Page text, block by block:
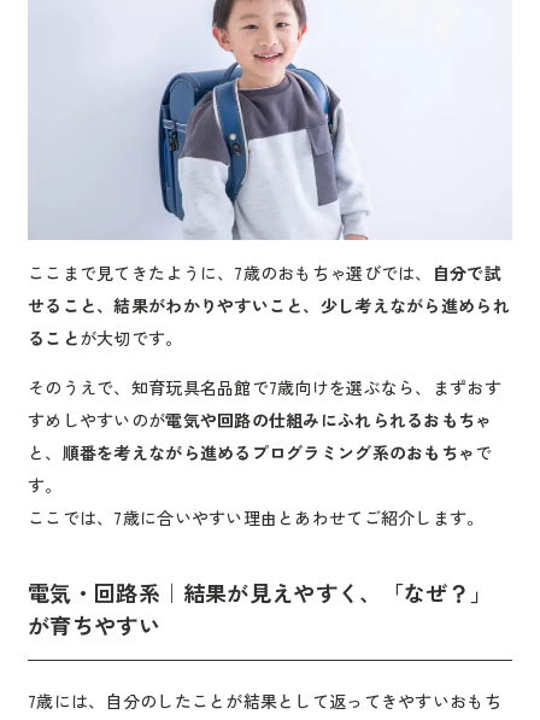
ここまで見てきたように、7歳のおもちゃ選びでは、 自分で試
せること、結果がわかりやすいこと、少し考えながら進められ
ることが大切です。
そのうえで、知育玩具名品館で7歳向けを選ぶなら、まずおす
すめしやすいのが電気や回路の仕組みにふれられるおもちゃ
と、 順番を考えながら進めるプログラミング系のおもちゃで
す。
ここでは、7歳に合いやすい理由とあわせてご紹介します。
電気・回路系｜結果が見えやすく、「なぜ？」
が育ちやすい
7歳には、自分のしたことが結果として返ってきやすいおもち